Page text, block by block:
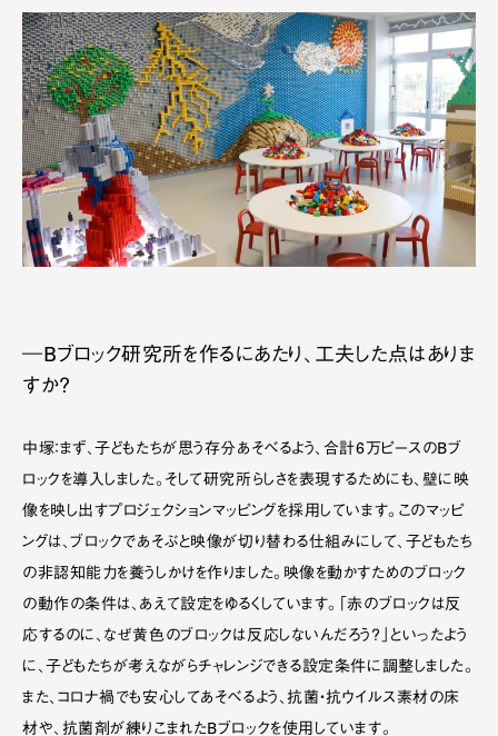
―Bブロック研究所を作るにあたり、工夫した点はありま
すか？
中塚：まず、子どもたちが思う存分あそべるよう、合計6万ピースのBブ
ロックを導入しました。そして研究所らしさを表現するためにも、壁に映
像を映し出すプロジェクションマッピングを採用しています。このマッピ
ングは、ブロックであそぶと映像が切り替わる仕組みにして、子どもたち
の非認知能力を養うしかけを作りました。映像を動かすためのブロック
の動作の条件は、あえて設定をゆるくしています。「赤のブロックは反
応するのに、なぜ黄色のブロックは反応しないんだろう？」といったよう
に、子どもたちが考えながらチャレンジできる設定条件に調整しました。
また、コロナ禍でも安心してあそべるよう、抗菌・抗ウイルス素材の床
材や、抗菌剤が練りこまれたBブロックを使用しています。